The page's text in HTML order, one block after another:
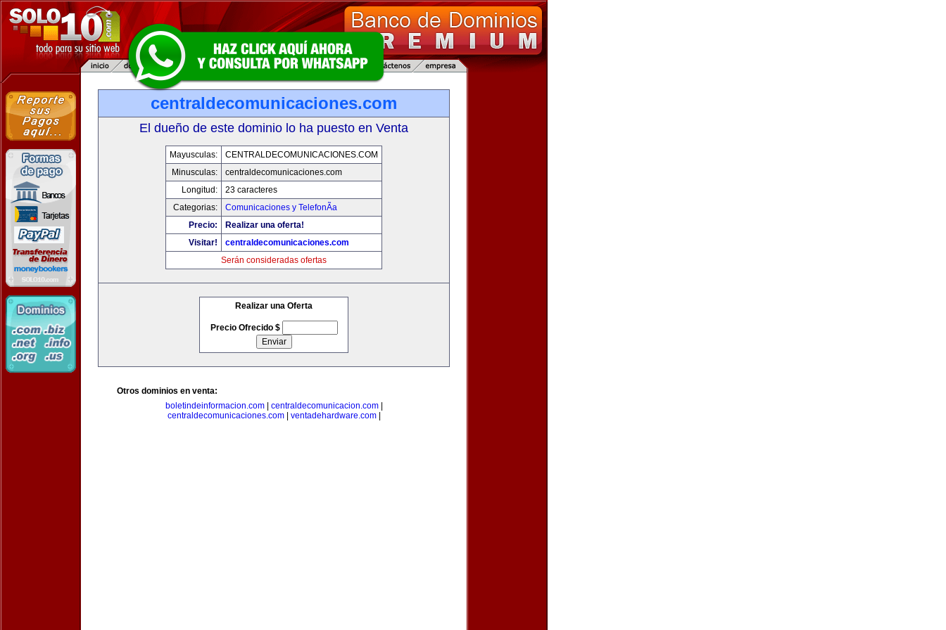
centraldecomunicaciones.com
El dueño de este dominio lo ha puesto en Venta
Mayusculas:
CENTRALDECOMUNICACIONES.COM
Minusculas:
centraldecomunicaciones.com
Longitud:
23 caracteres
Categorias:
Comunicaciones y TelefonÃ­a
Precio:
Realizar una oferta!
Visitar!
centraldecomunicaciones.com
Serán consideradas ofertas
Realizar una Oferta
Precio Ofrecido $
Otros dominios en venta:
boletindeinformacion.com| centraldecomunicacion.com|
centraldecomunicaciones.com| ventadehardware.com|